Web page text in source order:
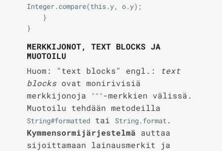
Integer.compare(this.y, o.y);
MERKKIJONOT, TEXT BLOCKS JA
MUOTOILU
Huom: "text blocks" engl.:
text
blocksovat monirivisiä
merkkijonoja
"""-merkkien välissä.
Muotoilu tehdään metodeilla
String#formattedtai String.format .
Kymmensormijärjestelmä auttaa
sijoittamaan lainausmerkit ja